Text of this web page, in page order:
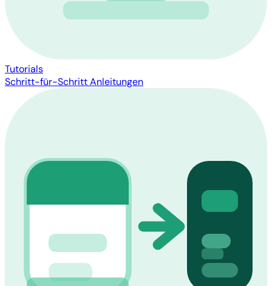
Tutorials
Schritt-für-Schritt Anleitungen